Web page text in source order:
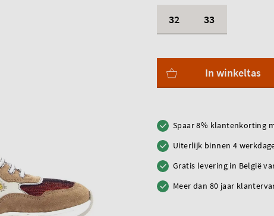
32 33
In winkeltas
Spaar 8% klantenkorting
Uiterlijk binnen 4
Gratis levering in België
Meer dan 80 jaar